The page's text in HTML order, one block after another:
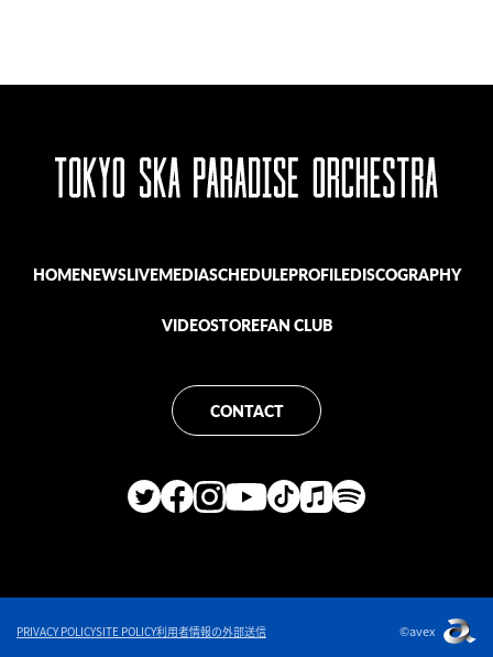
HOMENEWSLIVEMEDIASCHEDULEPROFILEDISCOGRAPHY
VIDEOSTOREFAN CLUB
CONTACT
PRIVACY POLICYSITE POLICY利用者情報の外部送信 ©avex